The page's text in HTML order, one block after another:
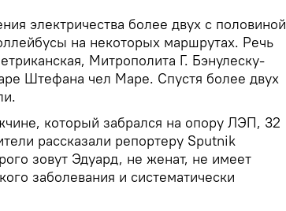
электричества более двух с половиной
на некоторых маршрутах. Речь
Митрополита Г. Бэнулеску-
Штефана чел Маре. Спустя более двух
который забрался на опору ЛЭП, 32
рассказали репортеру Sputnik
зовут Эдуард, не женат, не имеет
заболевания и систематически